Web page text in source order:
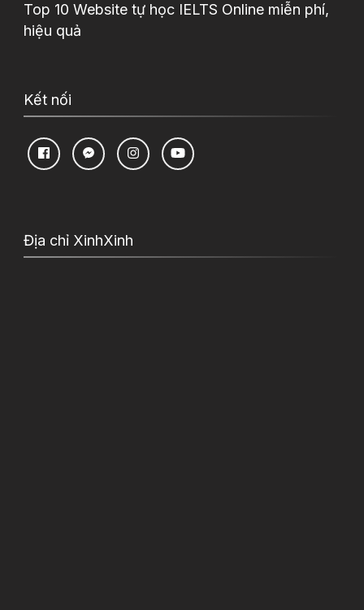
Top 10 Website tự học IELTS Online miễn phí,
hiệu quả
Kết nối
Địa chỉ XinhXinh